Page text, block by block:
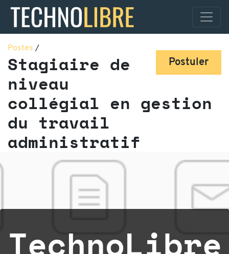
Postuler
Postes /
Stagiaire de
niveau
collégial en gestion
du travail
administratif
TechnoLibre